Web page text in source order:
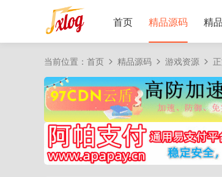
首页 精品源码 精
当前位置： 首页 精品源码 游戏资源